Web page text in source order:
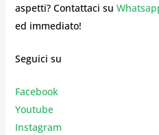
aspetti? Contattaci su
ed immediato!
Seguici su
Facebook
Youtube
Instagram